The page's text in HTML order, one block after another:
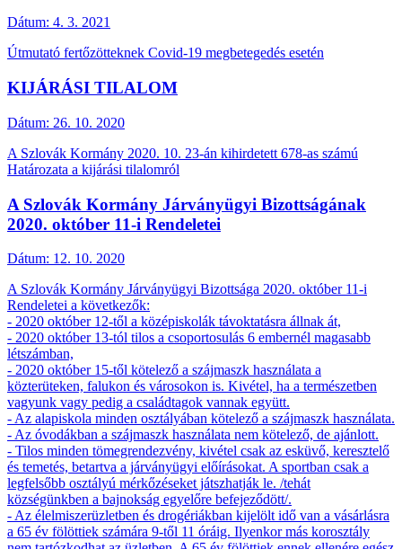
Dátum: 4. 3. 2021
Útmutató fertőzötteknek Covid-19 megbetegedés esetén
KIJÁRÁSI TILALOM
Dátum: 26. 10. 2020
A Szlovák Kormány 2020. 10. 23-án kihirdetett 678-as számú
Határozata a kijárási tilalomról
A Szlovák Kormány Járványügyi Bizottságának
2020. október 11-i Rendeletei
Dátum: 12. 10. 2020
A Szlovák Kormány Járványügyi Bizottsága 2020. október 11-i
Rendeletei a következők:
- 2020 október 12-től a középiskolák távoktatásra állnak át,
- 2020 október 13-tól tilos a csoportosulás 6 embernél magasabb
létszámban,
- 2020 október 15-től kötelező a szájmaszk használata a
közterüteken, falukon és városokon is. Kivétel, ha a természetben
vagyunk vagy pedig a családtagok vannak együtt.
- Az alapiskola minden osztályában kötelező a szájmaszk használata.
- Az óvodákban a szájmaszk használata nem kötelező, de ajánlott.
- Tilos minden tömegrendezvény, kivétel csak az esküvő, keresztelő
és temetés, betartva a járványügyi előírásokat. A sportban csak a
legfelsőbb osztályú mérkőzéseket játszhatják le. /tehát
községünkben a bajnokság egyelőre befejeződött/.
- Az élelmiszerüzletben és drogériákban kijelölt idő van a vásárlásra
a 65 év fölöttiek számára 9-től 11 óráig. Ilyenkor más korosztály